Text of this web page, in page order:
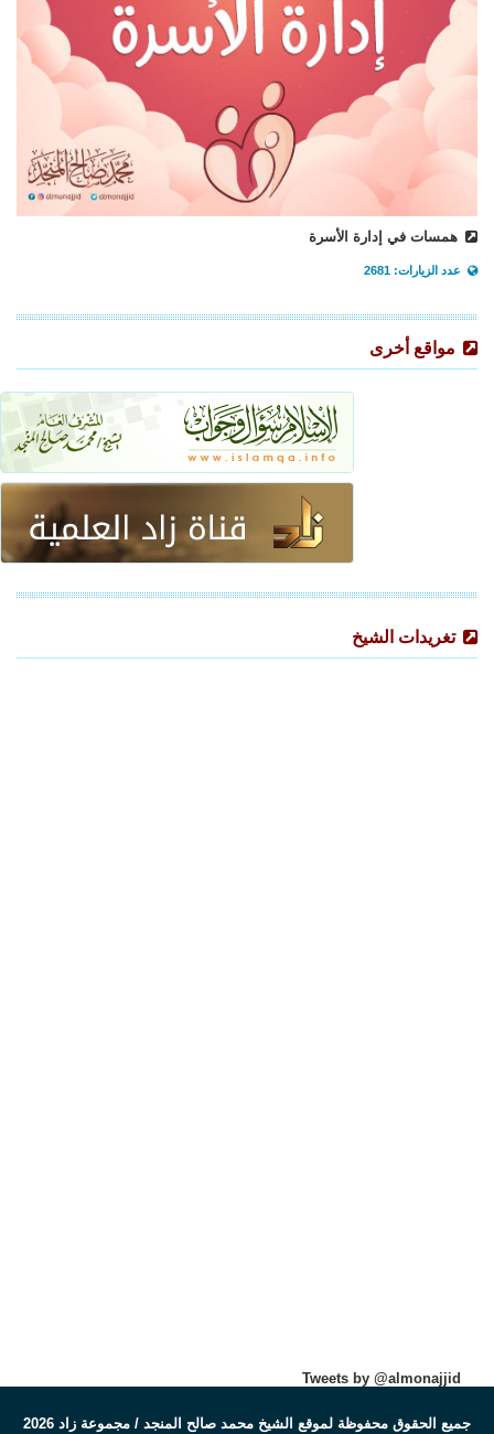
همسات في إدارة الأسرة
عدد الزيارات: 2681
مواقع أخرى
تغريدات الشيخ
Tweets by @almonajjid
جميع الحقوق محفوظة لموقع الشيخ محمد صالح المنجد / مجموعة زاد 2026